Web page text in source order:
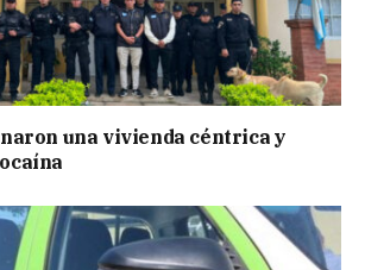
una vivienda céntrica y